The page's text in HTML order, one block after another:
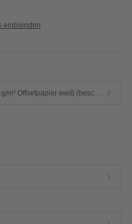
einblenden